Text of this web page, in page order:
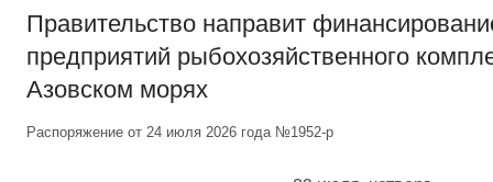
Правительство направит
предприятий рыбохозяйственного
Азовском морях
Распоряжение от 24 июля 2026 года №1952-р